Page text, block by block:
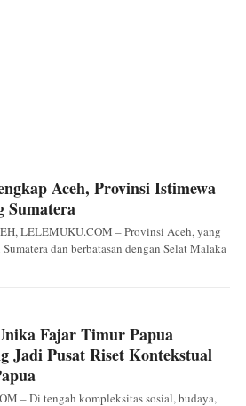
Aceh, Provinsi Istimewa
Sumatera
LELEMUKU.COM – Provinsi Aceh, yang
dan berbatasan dengan Selat Malaka
Fajar Timur Papua
Jadi Pusat Riset Kontekstual
– Di tengah kompleksitas sosial, budaya,